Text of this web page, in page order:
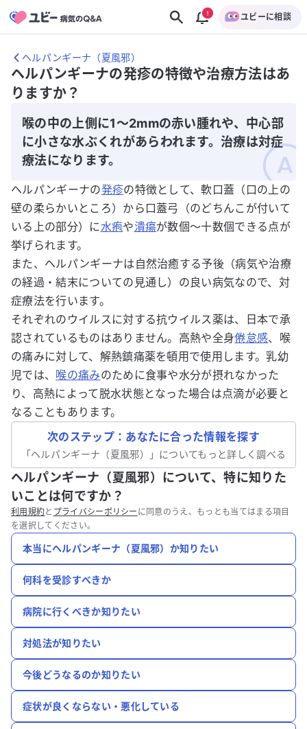
ユビーに相談
ヘルパンギーナ（夏風邪）
ヘルパンギーナの発疹の特徴や治療方法はあ
りますか？
喉の中の上側に1～2mmの赤い腫れや、中心部
に小さな水ぶくれがあらわれます。治療は対症
療法になります。
ヘルパンギーナの発疹の特徴として、軟口蓋（口の上の
壁の柔らかいところ）から口蓋弓（のどちんこが付いて
いる上の部分）に水疱や潰瘍が数個〜十数個できる点が
挙げられます。
また、ヘルパンギーナは自然治癒する予後（病気や治療
の経過・結末についての見通し）の良い病気なので、対
症療法を行います。
それぞれのウイルスに対する抗ウイルス薬は、日本で承
認されているものはありません。高熱や全身倦怠感、喉
の痛みに対して、解熱鎮痛薬を頓用で使用します。乳幼
児では、 喉の痛みのために食事や水分が摂れなかった
り、高熱によって脱水状態となった場合は点滴が必要と
なることもあります。
次のステップ：あなたに合った情報を探す
「ヘルパンギーナ（夏風邪） 」についてもっと詳しく調べる
ヘルパンギーナ（夏風邪）について、特に知りた
いことは何ですか？
利用規約と プライバシーポリシー に同意のうえ、もっとも当てはまる項目
を選択してください。
本当にヘルパンギーナ（夏風邪）か知りたい
何科を受診すべきか
病院に行くべきか知りたい
対処法が知りたい
今後どうなるのか知りたい
症状が良くならない・悪化している